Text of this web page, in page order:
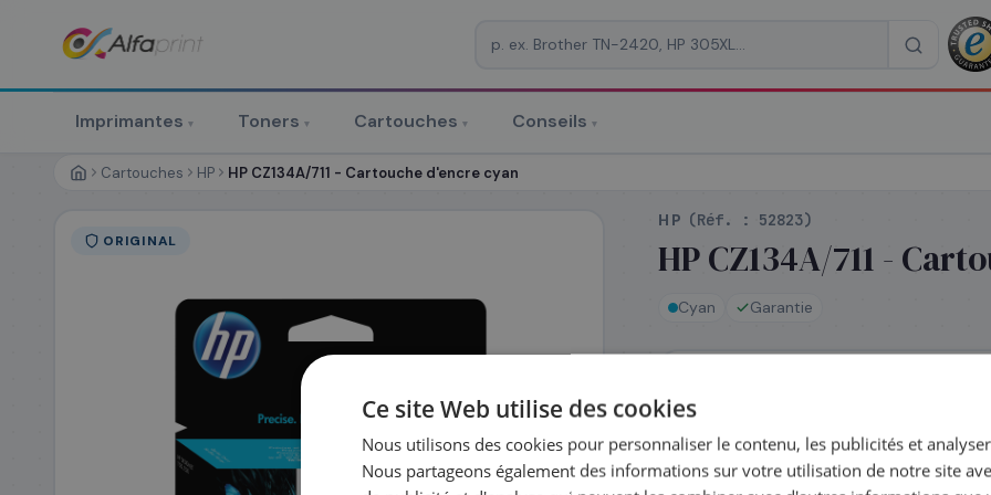
Imprimantes ▾ Toners ▾ Cartouches ▾ Conseils ▾
Cartouches HP HP CZ134A/711 - Cartouche d'encre cyan
ORIGINAL
HP (Réf. : 52823)
HP CZ134A/711 -
Cyan Garantie
Complétez la série711
Prévoyez & économisez
personnalisé
RÉFÉRENCE DU PRODUIT
QUANTITÉ PAR LIVRAISON
DATE DE PREMIÈRE LIVRAISON SOUHAITÉE
NOM*
Ce site Web utilise des cookies
Nous utilisons des cookies pour personnaliser le contenu, les publicités et
Nous partageons également des informations sur votre utilisation de notre site